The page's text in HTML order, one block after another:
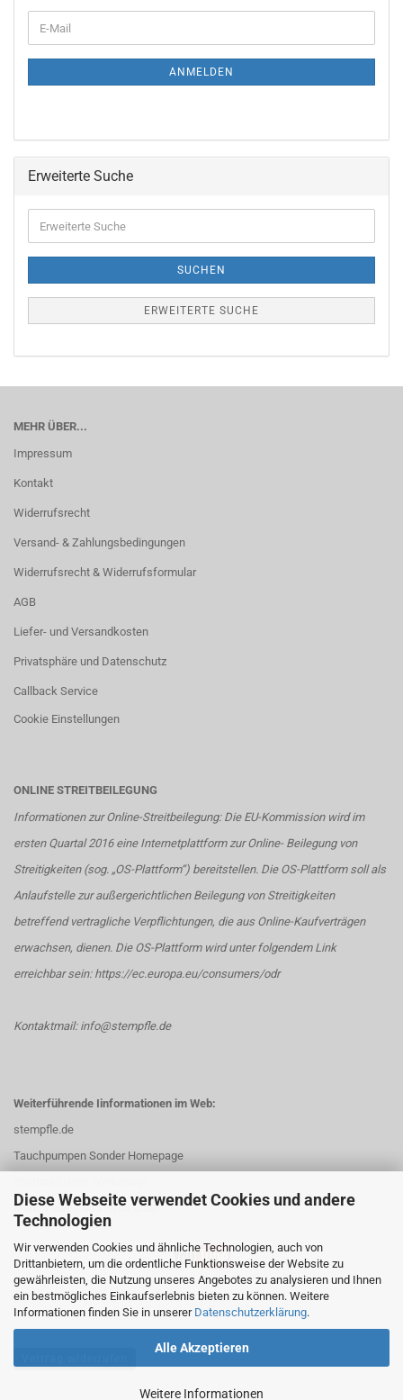
Diese Webseite verwendet Cookies und andere
Technologien
Wir verwenden Cookies und ähnliche Technologien, auch von
Drittanbietern, um die ordentliche Funktionsweise der Website zu
gewährleisten, die Nutzung unseres Angebotes zu analysieren und Ihnen
ein bestmögliches Einkaufserlebnis bieten zu können. Weitere
Informationen finden Sie in unserer Datenschutzerklärung.
Alle Akzeptieren
Weitere Informationen
ZUR
E-
Mail
ANMELDEN
Erweiterte Suche
Suche
SUCHEN
ERWEITERTE SUCHE
MEHR ÜBER...
Impressum
Kontakt
Widerrufsrecht
Versand- & Zahlungsbedingungen
Widerrufsrecht & Widerrufsformular
AGB
Liefer- und Versandkosten
Privatsphäre und Datenschutz
Callback Service
Cookie Einstellungen
ONLINE STREITBEILEGUNG
Informationen zur Online-Streitbeilegung: Die EU-Kommission wird im
ersten Quartal 2016 eine Internetplattform zur Online- Beilegung von
Streitigkeiten (sog. „OS-Plattform“) bereitstellen. Die OS-Plattform soll als
Anlaufstelle zur außergerichtlichen Beilegung von Streitigkeiten
betreffend vertragliche Verpflichtungen, die aus Online-Kaufverträgen
erwachsen, dienen. Die OS-Plattform wird unter folgendem Link
erreichbar sein: https://ec.europa.eu/consumers/odr
Kontaktmail: info@stempfle.de
Weiterführende Iinformationen im Web:
stempfle.de
Tauchpumpen Sonder Homepage
Mehr Videos und Infos unter: